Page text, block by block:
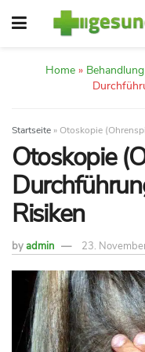
Home» Behandlung
Startseite » Otoskopie
Otoskopie
Risiken
byadmin 23.